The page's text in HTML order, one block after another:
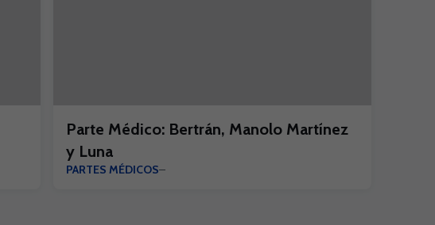
Parte Médico: Bertrán, Manolo Martínez
y Luna
PARTES MÉDICOS